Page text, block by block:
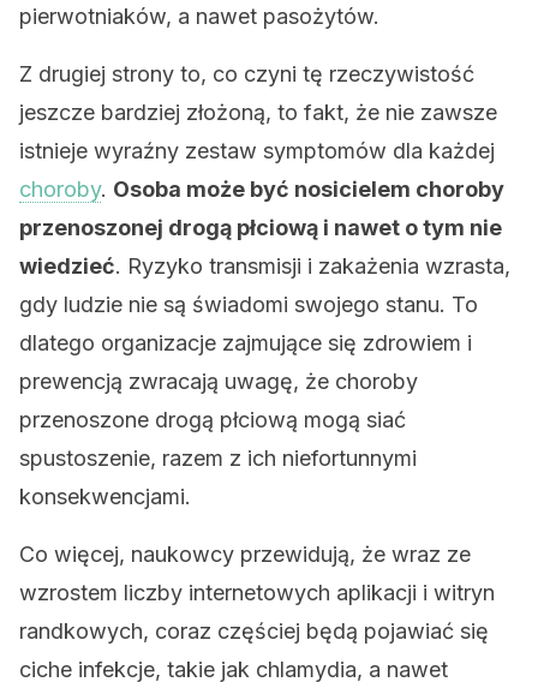
pierwotniaków, a nawet pasożytów.
Z drugiej strony to, co czyni tę rzeczywistość
jeszcze bardziej złożoną, to fakt, że nie zawsze
istnieje wyraźny zestaw symptomów dla każdej
choroby. Osoba może być nosicielem choroby
przenoszonej drogą płciową i nawet o tym nie
wiedzieć. Ryzyko transmisji i zakażenia wzrasta,
gdy ludzie nie są świadomi swojego stanu. To
dlatego organizacje zajmujące się zdrowiem i
prewencją zwracają uwagę, że choroby
przenoszone drogą płciową mogą siać
spustoszenie, razem z ich niefortunnymi
konsekwencjami.
Co więcej, naukowcy przewidują, że wraz ze
wzrostem liczby internetowych aplikacji i witryn
randkowych, coraz częściej będą pojawiać się
ciche infekcje, takie jak chlamydia, a nawet